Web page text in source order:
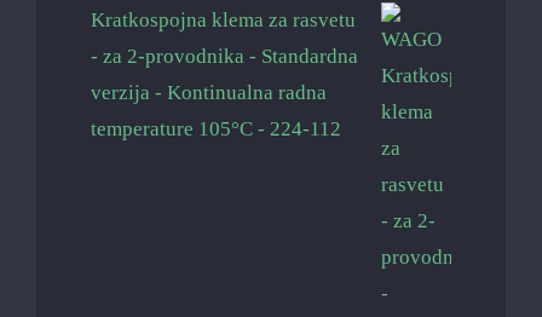
Kratkospojna klema za rasvetu
- za 2-provodnika - Standardna
verzija - Kontinualna radna
temperature 105°C - 224-112